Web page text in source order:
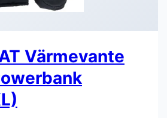
Värmevante